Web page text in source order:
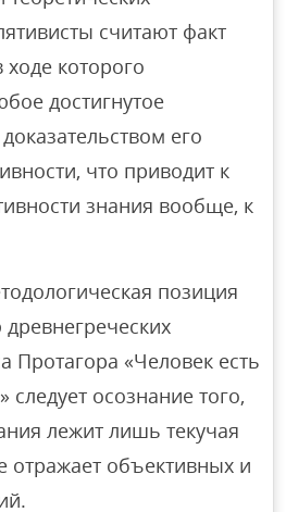
считают факт
ходе которого
достигнутое
его
что приводит к
знания вообще, к
позиция
Протагора «Человек есть
осознание того,
лежит лишь текучая
отражает объективных и